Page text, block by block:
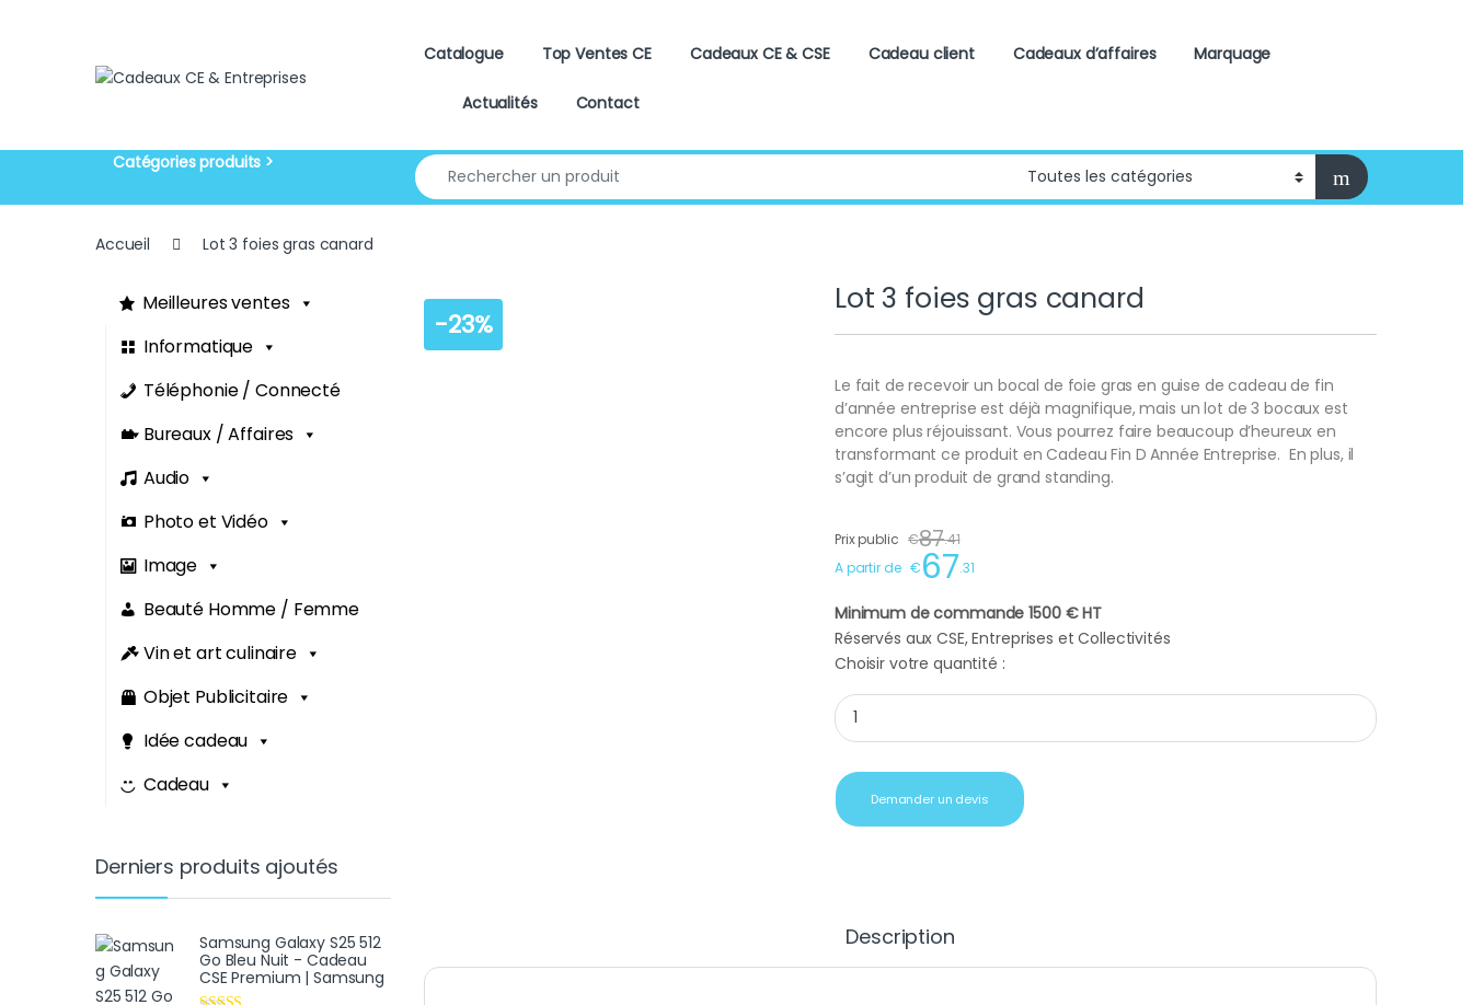
Catalogue
Top Ventes CE Cadeaux CE & CSE Cadeau client Cadeaux d’affaires Marquage
Actualités Contact
Search for:
Accueil Lot 3 foies gras canard
-23%
Lot 3 foies gras canard
Le fait de recevoir un bocal de foie gras en guise de cadeau de fin
d’année entreprise est déjà magnifique, mais un lot de 3 bocaux est
encore plus réjouissant. Vous pourrez faire beaucoup d’heureux en
transformant ce produit en Cadeau Fin D Année Entreprise. En plus, il
s’agit d’un produit de grand standing.
Prix public €87.41
A partir de €67.31
Minimum de commande 1500 € HT
Réservés aux CSE, Entreprises et Collectivités
Choisir votre quantité :
Lot 3 foies gras canard quantity
Demander un devis
Description
Meilleures ventes
Informatique
Téléphonie / Connecté
Bureaux / Affaires
Audio
Photo et Vidéo
Image
Beauté Homme / Femme
Vin et art culinaire
Objet Publicitaire
Idée cadeau
Cadeau
Derniers produits ajoutés
Samsung Galaxy S25 512
Go Bleu Nuit - Cadeau
CSE Premium | Samsung